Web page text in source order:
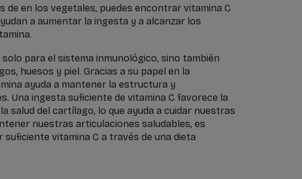
de en los vegetales, puedes encontrar vitamina C
a aumentar la ingesta y a alcanzar los
para el sistema inmunológico, sino también
huesos y piel. Gracias a su papel en la
ayuda a mantener la estructura y
Una ingesta suficiente de vitamina C favorece la
salud del cartílago, lo que ayuda a cuidar nuestras
nuestras articulaciones saludables, es
vitamina C a través de una dieta